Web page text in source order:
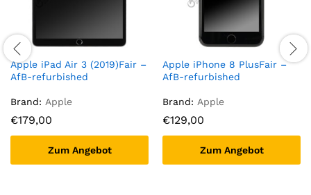
Apple iPad Air 3 (2019)Fair –
AfB-refurbished
Brand: Apple
€179,00
Zum Angebot
Apple iPhone 8 PlusFair –
AfB-refurbished
Brand: Apple
€129,00
Zum Angebot